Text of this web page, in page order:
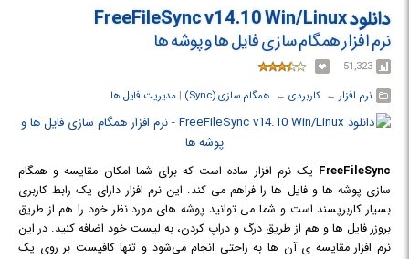
دانلود FreeFileSync v14.10 Win/Linux
نرم افزار همگام سازی فایل ها و پوشه ها
51,323
نرم افزار ← ‏ کاربردی ← ‏ همگام سازی (Sync) ‏| مدیریت فایل ها
FreeFileSync یک نرم افزار ساده است که برای شما امکان مقایسه و همگام
سازی پوشه ها و فایل ها را فراهم می کند. این نرم افزار دارای یک رابط کاربری
بسیار کاربرپسند است و شما می توانید پوشه های مورد نظر خود را هم از طریق
بروزر فایل ها و هم از طریق درگ و دراپ کردن، به لیست خود اضافه کنید. در این
نرم افزار مقایسه ی آن ها به راحتی انجام می‌شود و تنها کافیست بر روی یک